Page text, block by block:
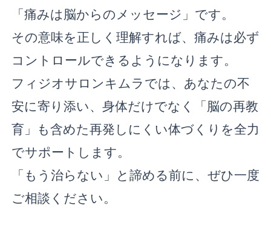
「痛みは脳からのメッセージ」です。
その意味を正しく理解すれば、痛みは必ず
コントロールできるようになります。
フィジオサロンキムラでは、あなたの不
安に寄り添い、身体だけでなく「脳の再教
育」も含めた再発しにくい体づくりを全力
でサポートします。
「もう治らない」と諦める前に、ぜひ一度
ご相談ください。